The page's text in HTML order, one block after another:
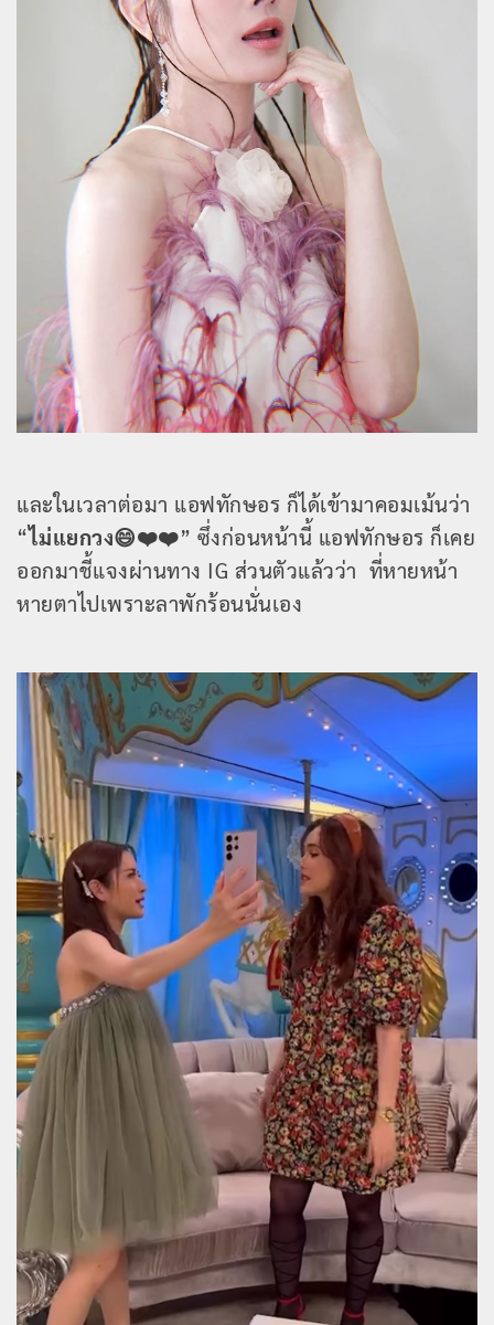
และในเวลาต่อมา แอฟทักษอร ก็ได้เข้ามาคอมเม้นว่า
“ไม่แยกวง😄❤️❤️” ซึ่งก่อนหน้านี้ แอฟทักษอร ก็เคย
ออกมาชี้แจงผ่านทาง IG ส่วนตัวแล้วว่า ที่หายหน้า
หายตาไปเพราะลาพักร้อนนั่นเอง